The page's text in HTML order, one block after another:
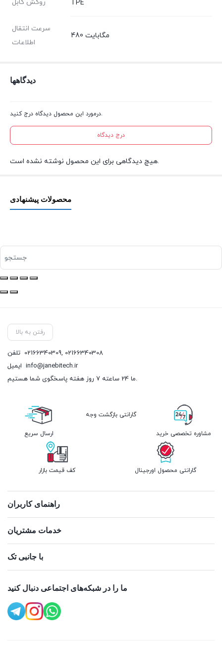
روکش کابل TPE
سرعت انتقال
اطلاعات
480 مگابایت
دیدگاهها
درمورد این محصول دیدگاه درج کنید.
درج دیدگاه
هیچ دیدگاهی برای این محصول نوشته نشده است.
محصولات پیشنهادی
رفتن به بالا
02166340309, 02166340308
info@janebitech.ir
ما 24 ساعته 7 روز هفته پاسخگوی شما هستیم.
ارسال سریع
گارانتی بازگشت وجه
مشاوره تخصصی خرید
کف قیمت بازار گارانتی محصول اورجینال
راهنمای کاربران
خدمات مشتریان
با جانبی تک
ما را در شبکه‌های اجتماعی دنبال کنید